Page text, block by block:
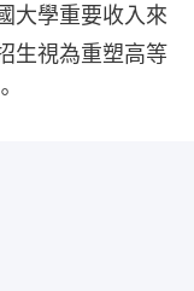
大學重要收入來
生視為重塑高等